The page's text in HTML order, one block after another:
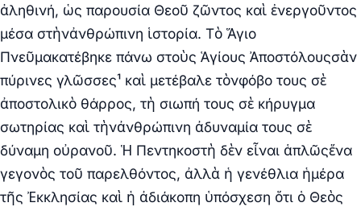
ἀληθινή, ὡς παρουσία Θεοῦ ζῶντος καὶ ἐνεργοῦντος
μέσα στὴνἀνθρώπινη ἱστορία. Τὸ Ἅγιο
Πνεῦμακατέβηκε πάνω στοὺς Ἁγίους Ἀποστόλουςσὰν
πύρινες γλῶσσες¹ καὶ μετέβαλε τὸνφόβο τους σὲ
ἀποστολικὸ θάρρος, τὴ σιωπή τους σὲ κήρυγμα
σωτηρίας καὶ τὴνἀνθρώπινη ἀδυναμία τους σὲ
δύναμη οὐρανοῦ. Ἡ Πεντηκοστὴ δὲν εἶναι ἁπλῶςἕνα
γεγονὸς τοῦ παρελθόντος, ἀλλὰ ἡ γενέθλια ἡμέρα
τῆς Ἐκκλησίας καὶ ἡ ἀδιάκοπη ὑπόσχεση ὅτι ὁ Θεὸς